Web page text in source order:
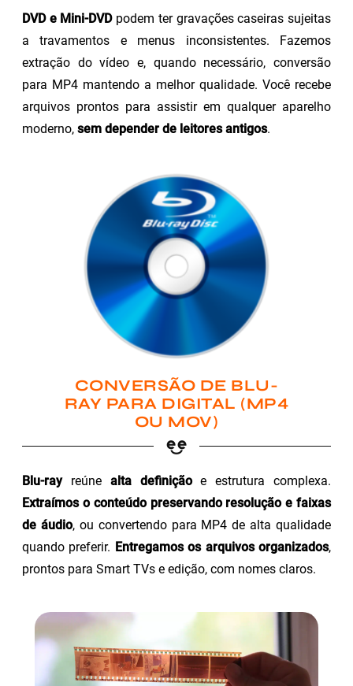
DVD e Mini-DVDpodem ter gravações caseiras sujeitas
a travamentos e menus inconsistentes. Fazemos
extração do vídeo e, quando necessário, conversão
para MP4 mantendo a melhor qualidade. Você recebe
arquivos prontos para assistir em qualquer aparelho
moderno, sem depender de leitores antigos.
CONVERSÃO DE BLU-
RAY PARA DIGITAL (MP4
OU MOV)
Blu-rayreúne alta definiçãoe estrutura complexa.
Extraímos o conteúdo preservando resolução e faixas
de áudio, ou convertendo para MP4 de alta qualidade
quando preferir. Entregamos os arquivos organizados,
prontos para Smart TVs e edição, com nomes claros.